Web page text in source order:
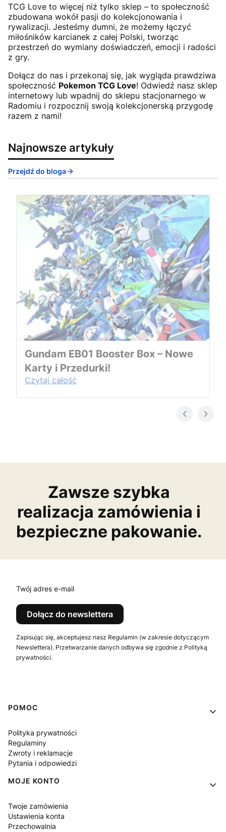
TCG Love to więcej niż tylko sklep – to społeczność
zbudowana wokół pasji do kolekcjonowania i
rywalizacji. Jesteśmy dumni, że możemy łączyć
miłośników karcianek z całej Polski, tworząc
przestrzeń do wymiany doświadczeń, emocji i radości
z gry.
Dołącz do nas i przekonaj się, jak wygląda prawdziwa
społeczność Pokemon TCG Love! Odwiedź nasz sklep
internetowy lub wpadnij do sklepu stacjonarnego w
Radomiu i rozpocznij swoją kolekcjonerską przygodę
razem z nami!
Najnowsze artykuły
Przejdź do bloga
Gundam EB01 Booster Box – Nowe
Karty i Przedurki!
Czytaj całość
Zawsze szybka
realizacja zamówienia i
bezpieczne pakowanie.
Twój adres e-mail
Dołącz do newslettera
Zapisując się, akceptujesz nasz Regulamin (w zakresie dotyczącym
Newslettera). Przetwarzanie danych odbywa się zgodnie z Polityką
prywatności.
Linki w stopce
POMOC
Polityka prywatności
Regulaminy
Zwroty i reklamacje
Pytania i odpowiedzi
MOJE KONTO
Twoje zamówienia
Ustawienia konta
Przechowalnia